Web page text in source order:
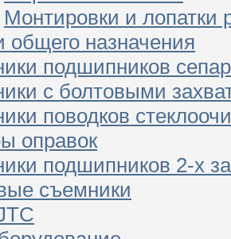
Монтировки и лопатки
назначения
подшипников
с болтовыми
поводков
оправок
подшипников 2-х
съемники